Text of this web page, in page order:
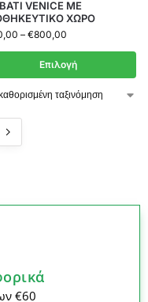
VENICE ΜΕ
ΧΩΡΟ
– €800,00
Επιλογή
€60